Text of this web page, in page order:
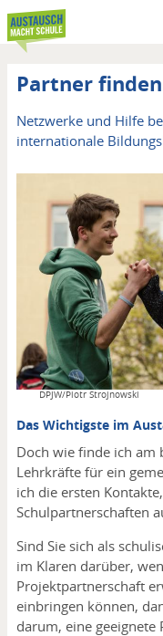
Direkt
zum
Inhalt
Partner finden
Untertitel
Netzwerke und Hilfe
internationale
Copyright
DPJW/Piotr Strojnowski
Das Wichtigste im
Doch wie finde ich am
Lehrkräfte für ein
ich die ersten
Schulpartnerschaften
Sind Sie sich als
im Klaren darüber,
Projektpartnerschaft
einbringen können,
darum, eine geeignete